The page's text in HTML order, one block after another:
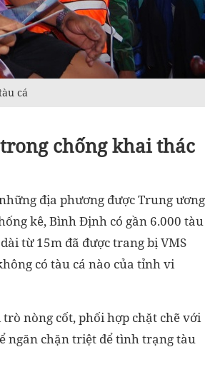
cá
chống khai thác
địa phương được Trung ương
kê, Bình Định có gần 6.000 tàu
từ 15m đã được trang bị VMS
có tàu cá nào của tỉnh vi
nòng cốt, phối hợp chặt chẽ với
ngăn chặn triệt để tình trạng tàu